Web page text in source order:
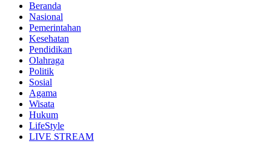
Beranda
Nasional
Pemerintahan
Kesehatan
Pendidikan
Olahraga
Politik
Sosial
Agama
Wisata
Hukum
LifeStyle
LIVE STREAM